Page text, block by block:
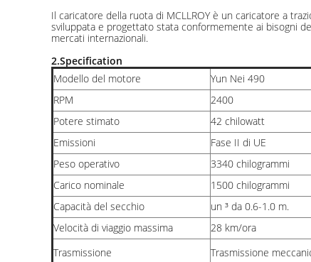
Il caricatore della ruota di MCLLROY è un caricatore a
sviluppata e progettato stata conformemente ai bisogni
mercati internazionali.
2.Specification
Modello del motore
Yun Nei 490
RPM
2400
Potere stimato
42 chilowatt
Emissioni
Fase II di UE
Peso operativo
3340 chilogrammi
Carico nominale
1500 chilogrammi
Capacità del secchio
un ³ da 0.6-1.0 m.
Velocità di viaggio massima
28 km/ora
Trasmissione
Trasmissione